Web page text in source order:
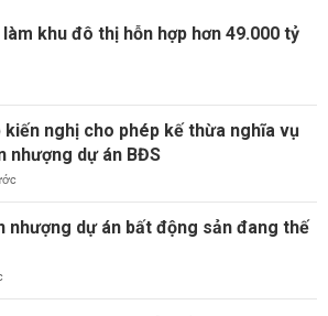
khu đô thị hỗn hợp hơn 49.000 tỷ
kiến nghị cho phép kế thừa nghĩa vụ
nhượng dự án BĐS
nhượng dự án bất động sản đang thế